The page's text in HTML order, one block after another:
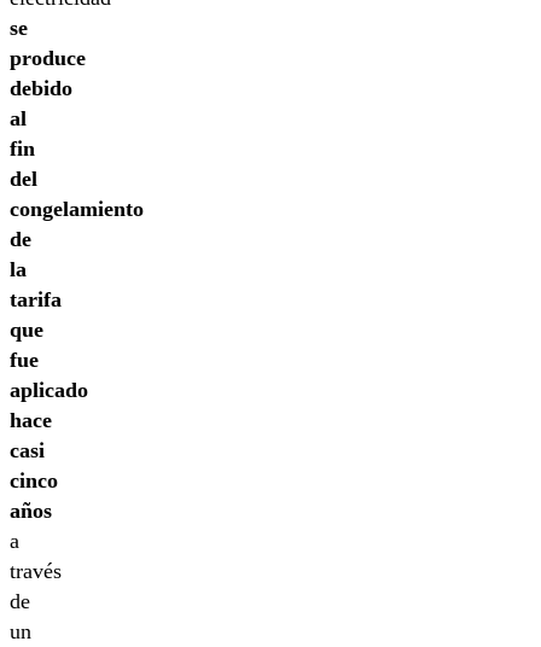
se
produce
debido
al
fin
del
congelamiento
de
la
tarifa
que
fue
aplicado
hace
casi
cinco
años
a
través
de
un